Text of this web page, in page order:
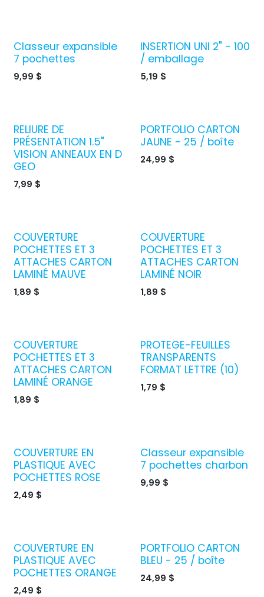
Classeur expansible
7 pochettes
9,99 $
INSERTION UNI 2" - 100
/ emballage
5,19 $
RELIURE DE
PRÉSENTATION 1.5"
VISION ANNEAUX EN D
GEO
7,99 $
PORTFOLIO CARTON
JAUNE - 25 / boîte
24,99 $
COUVERTURE
POCHETTES ET 3
ATTACHES CARTON
LAMINÉ MAUVE
1,89 $
COUVERTURE
POCHETTES ET 3
ATTACHES CARTON
LAMINÉ NOIR
1,89 $
COUVERTURE
POCHETTES ET 3
ATTACHES CARTON
LAMINÉ ORANGE
1,89 $
Le choix du proprio
PROTEGE-FEUILLES
TRANSPARENTS
FORMAT LETTRE (10)
1,79 $
COUVERTURE EN
PLASTIQUE AVEC
POCHETTES ROSE
2,49 $
Classeur expansible
7 pochettes charbon
9,99 $
COUVERTURE EN
PLASTIQUE AVEC
POCHETTES ORANGE
2,49 $
PORTFOLIO CARTON
BLEU - 25 / boîte
24,99 $